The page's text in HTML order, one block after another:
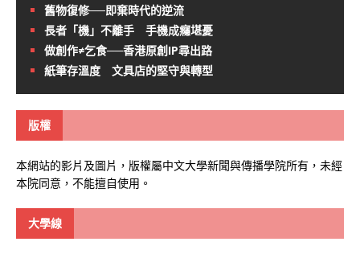
舊物復修──即棄時代的逆流
長者「機」不離手 手機成癮堪憂
做創作≠乞食──香港原創IP尋出路
紙筆存溫度 文具店的堅守與轉型
版權
本網站的影片及圖片，版權屬中文大學新聞與傳播學院所有，未經
本院同意，不能擅自使用。
大學線